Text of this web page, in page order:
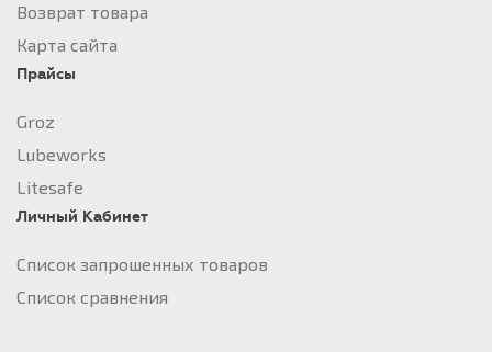
Возврат товара
Карта сайта
Прайсы
Groz
Lubeworks
Litesafe
Личный Кабинет
Список запрошенных товаров
Список сравнения